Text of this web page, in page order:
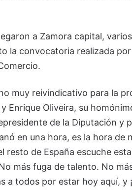
a Zamora capital,
la convocatoria realizada
muy reivindicativo para la
Enrique Oliveira, su
de la Diputación y
en una hora, es la hora de
resto de España escuche
más fuga de talento. No
a todos por estar hoy aquí, y